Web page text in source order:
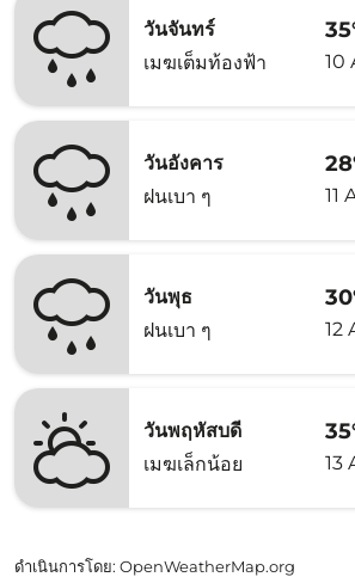
วันจันทร์
เมฆเต็มท้องฟ้า
10
วันอังคาร
ฝนเบา ๆ
11
วันพุธ
ฝนเบา ๆ
12
วันพฤหัสบดี
เมฆเล็กน้อย
13
ดำเนินการโดย: OpenWeatherMap.org